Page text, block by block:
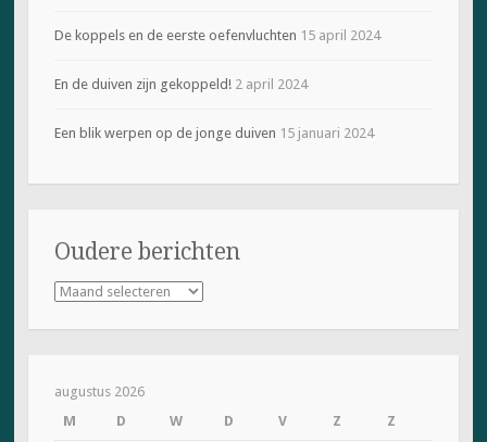
d
)
De koppels en de eerste oefenvluchten 15 april 2024
En de duiven zijn gekoppeld! 2 april 2024
Een blik werpen op de jonge duiven 15 januari 2024
Oudere berichten
Oudere
augustus 2026
M
D W D V Z Z